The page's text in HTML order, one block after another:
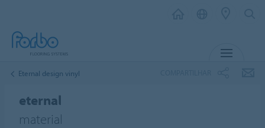
Eternal design vinyl
eternal
material